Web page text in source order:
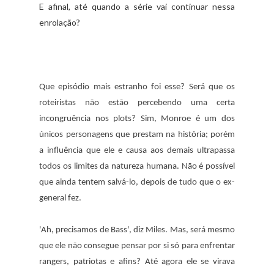
E afinal, até quando a série vai continuar nessa
enrolação?
Que episódio mais estranho foi esse? Será que os
roteiristas não estão percebendo uma certa
incongruência nos plots? Sim, Monroe é um dos
únicos personagens que prestam na história; porém
a influência que ele e causa aos demais ultrapassa
todos os limites da natureza humana. Não é possível
que ainda tentem salvá-lo, depois de tudo que o ex-
general fez.
'Ah, precisamos de Bass', diz Miles. Mas, será mesmo
que ele não consegue pensar por si só para enfrentar
rangers, patriotas e afins? Até agora ele se virava